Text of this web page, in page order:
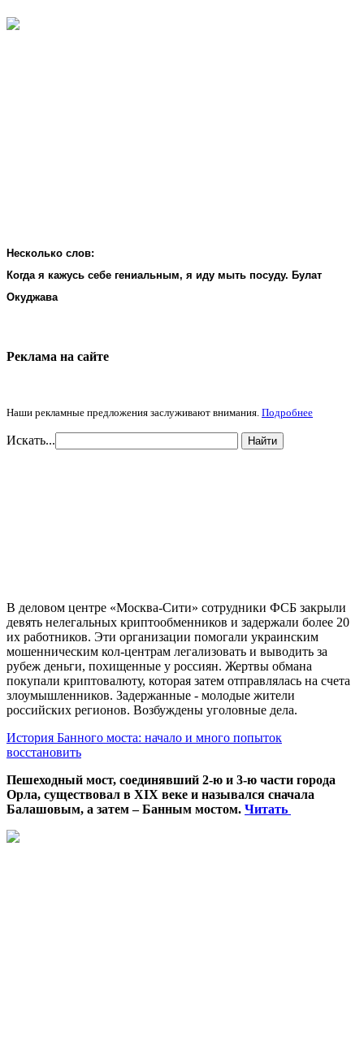
Несколько слов:
Когда я кажусь себе гениальным, я иду мыть посуду. Булат
Окуджава
Реклама на cайте
Наши рекламные предложения заслуживают внимания. Подробнее
Искать... Найти
В деловом центре «Москва-Сити» сотрудники ФСБ закрыли
девять нелегальных криптообменников и задержали более 20
их работников. Эти организации помогали украинским
мошенническим кол-центрам легализовать и выводить за
рубеж деньги, похищенные у россиян. Жертвы обмана
покупали криптовалюту, которая затем отправлялась на счета
злоумышленников. Задержанные - молодые жители
российских регионов. Возбуждены уголовные дела.
История Банного моста: начало и много попыток
восстановить
Пешеходный мост, соединявший 2-ю и 3-ю части города
Орла, существовал в XIX веке и назывался сначала
Балашовым, а затем – Банным мостом. Читать